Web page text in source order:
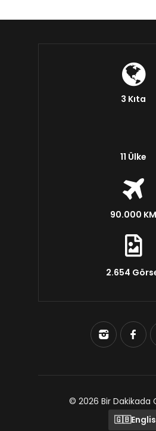
3 Kıta
11 Ülke
90.000 KM
2.654
© 2026 Bir Dakikada
🇬🇧